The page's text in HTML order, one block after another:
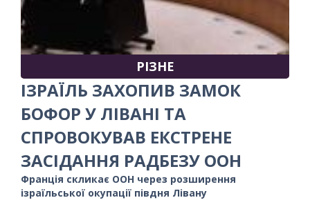
РІЗНЕ
ІЗРАЇЛЬ ЗАХОПИВ ЗАМОК
БОФОР У ЛІВАНІ ТА
СПРОВОКУВАВ ЕКСТРЕНЕ
ЗАСІДАННЯ РАДБЕЗУ ООН
Франція скликає ООН через розширення
ізраїльської окупації півдня Лівану